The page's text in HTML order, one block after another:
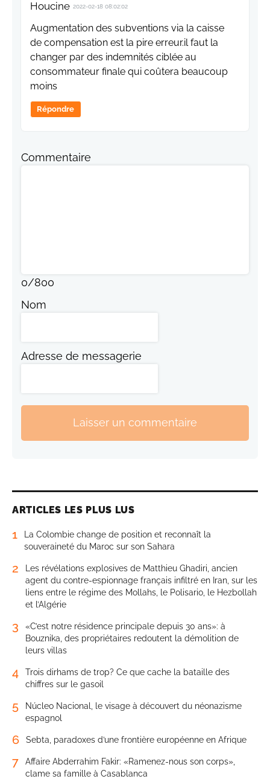
Houcine 2022-02-18 08:02:02
Augmentation des subventions via la caisse
de compensation est la pire erreur.il faut la
changer par des indemnités ciblée au
consommateur finale qui coûtera beaucoup
moins
Répondre
Commentaire
0/800
Nom
Adresse de messagerie
Laisser un commentaire
ARTICLES LES PLUS LUS
1
La Colombie change de position et reconnaît la
souveraineté du Maroc sur son Sahara
2
Les révélations explosives de Matthieu Ghadiri, ancien
agent du contre-espionnage français infiltré en Iran, sur les
liens entre le régime des Mollahs, le Polisario, le Hezbollah
et l’Algérie
3
«C’est notre résidence principale depuis 30 ans»: à
Bouznika, des propriétaires redoutent la démolition de
leurs villas
4
Trois dirhams de trop? Ce que cache la bataille des
chiffres sur le gasoil
5
Núcleo Nacional, le visage à découvert du néonazisme
espagnol
6 Sebta, paradoxes d’une frontière européenne en Afrique
7
Affaire Abderrahim Fakir: «Ramenez-nous son corps»,
clame sa famille à Casablanca